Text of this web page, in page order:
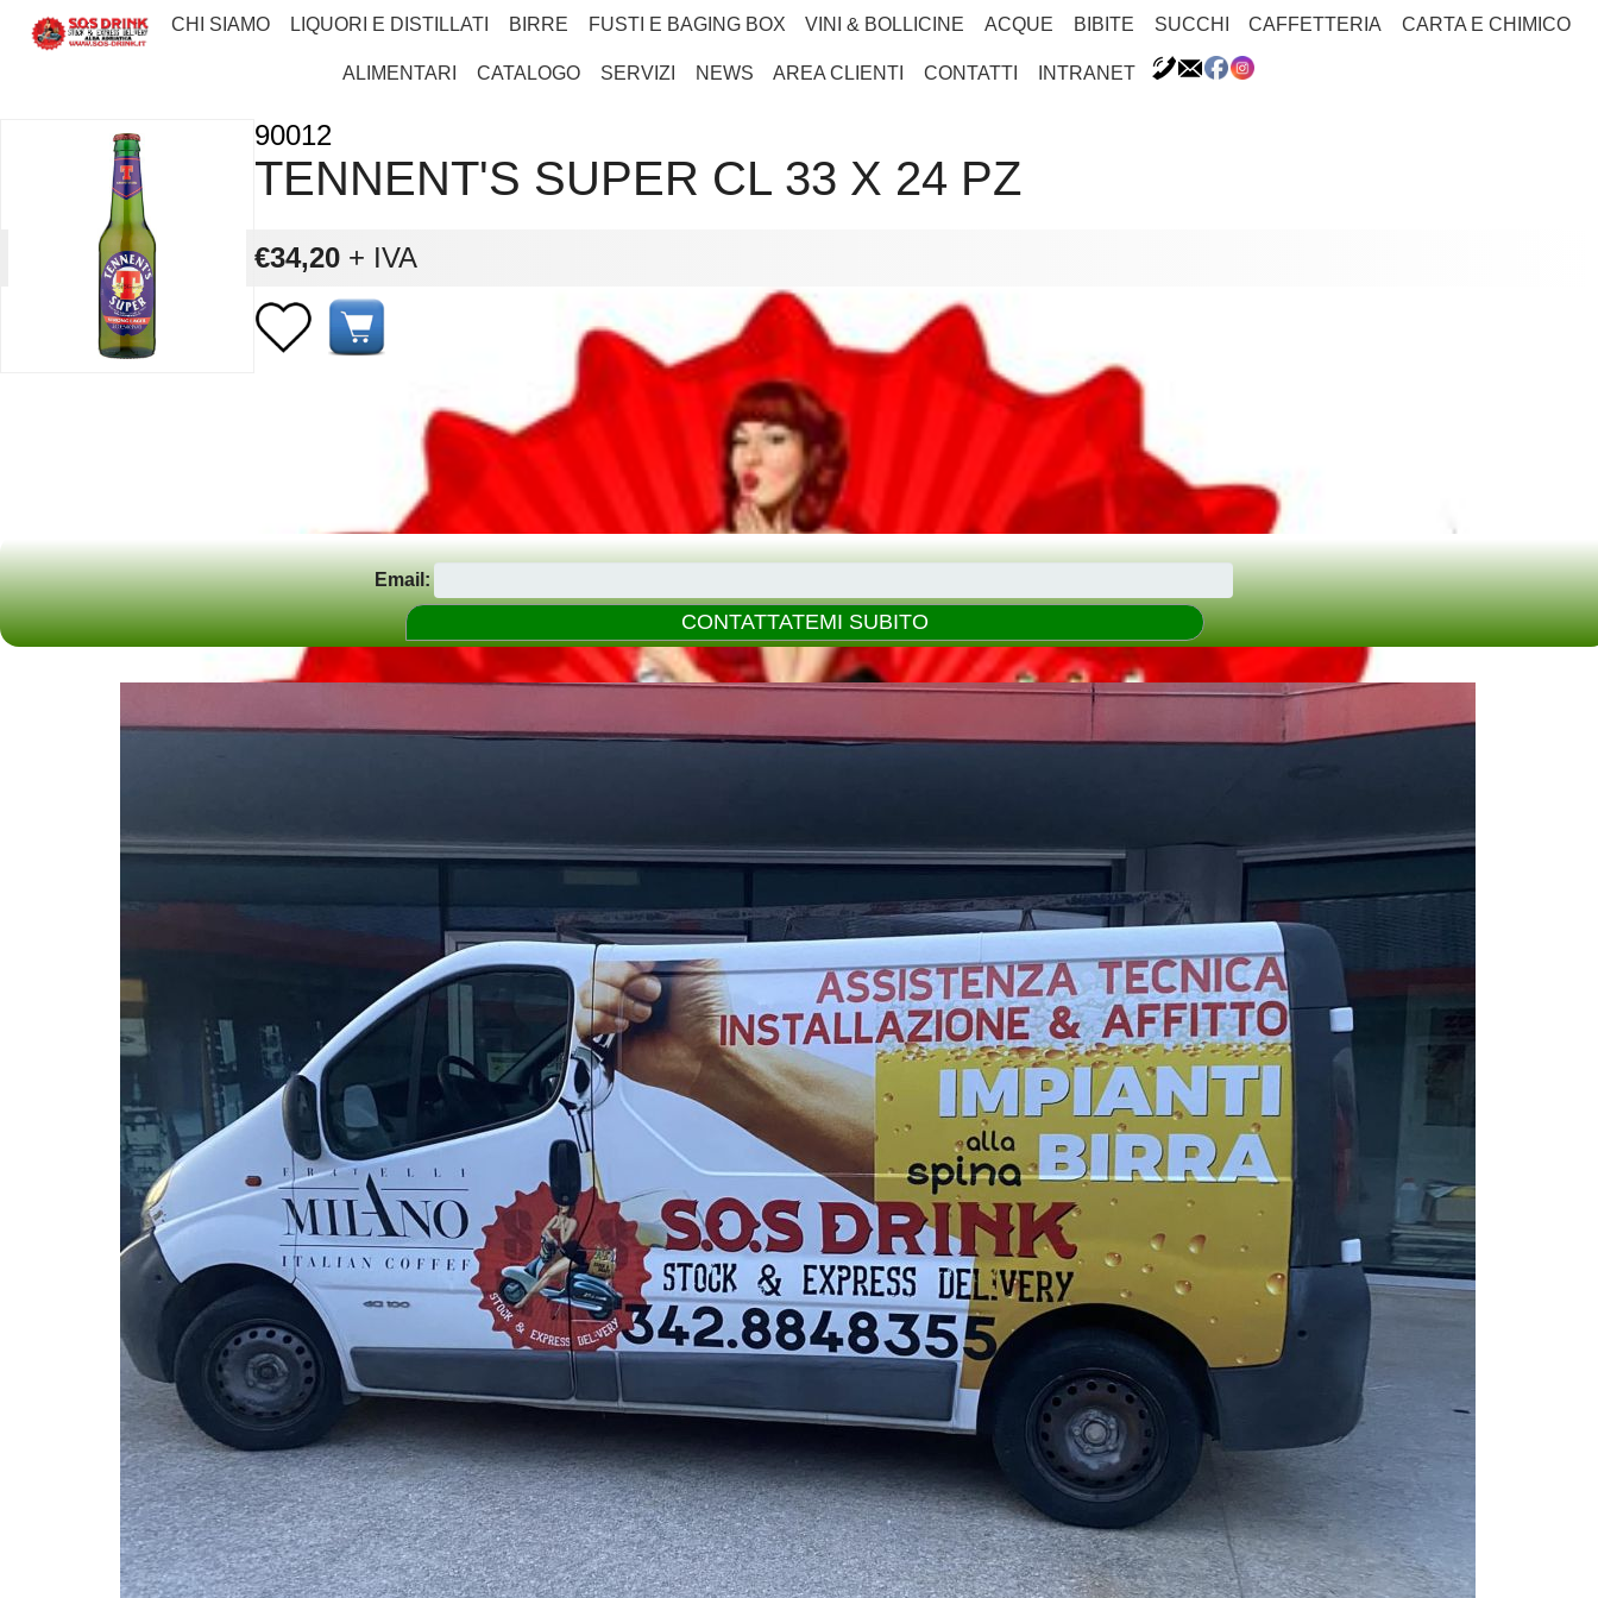
CHI SIAMO LIQUORI E DISTILLATI BIRRE FUSTI E BAGING BOX VINI & BOLLICINE ACQUE BIBITE SUCCHI CAFFETTERIA CARTA E CHIMICO
ALIMENTARI CATALOGO SERVIZI NEWS AREA CLIENTI CONTATTI INTRANET
90012
TENNENT'S SUPER CL 33 X 24 PZ
€34,20 + IVA
Email: